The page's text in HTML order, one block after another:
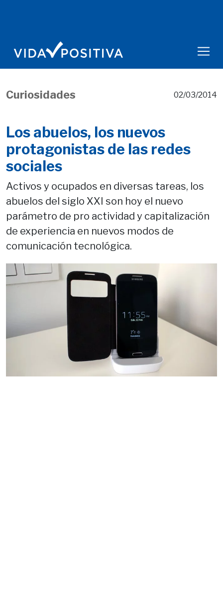
Curiosidades 02/03/2014
Los abuelos, los nuevos
protagonistas de las redes
sociales
Activos y ocupados en diversas tareas, los
abuelos del siglo XXI son hoy el nuevo
parámetro de pro actividad y capitalización
de experiencia en nuevos modos de
comunicación tecnológica.